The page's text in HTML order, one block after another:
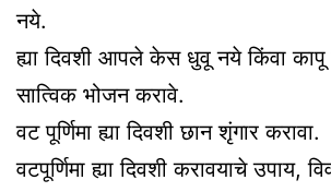
नये.
ह्या दिवशी आपले केस धुवू नये किंवा कापू
सात्विक भोजन करावे.
वट पूर्णिमा ह्या दिवशी छान शृंगार करावा.
वटपूर्णिमा ह्या दिवशी करावयाचे उपाय,